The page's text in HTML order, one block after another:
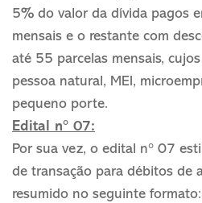
5% do valor da dívida pagos
mensais e o restante com
até 55 parcelas mensais,
pessoa natural, MEI,
pequeno porte.
Edital n° 07:
Por sua vez, o edital n° 07
de transação para débitos de
resumido no seguinte formato: